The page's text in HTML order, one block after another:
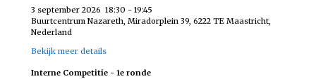
3 september 2026 18:30 - 19:45
Buurtcentrum Nazareth, Miradorplein 39, 6222 TE Maastricht,
Nederland
Bekijk meer details
Interne Competitie - 1e ronde